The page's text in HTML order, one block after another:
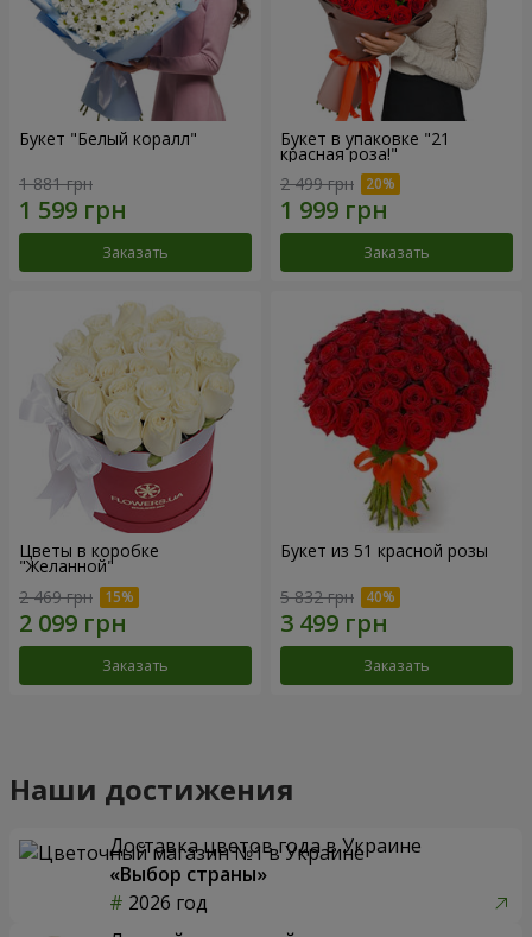
Букет "Белый коралл"
1 881 грн
Заказать
Букет в упаковке "21
красная роза!"
2 499 грн
Заказать
Цветы в коробке
"Желанной"
2 469 грн
Заказать
Букет из 51 красной розы
5 832 грн
Заказать
Наши достижения
Доставка цветов года в Украине
«Выбор страны»
2026 год